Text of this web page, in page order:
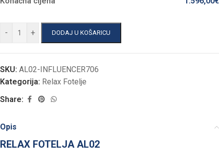
- + DODAJ U KOŠARICU
SKU: AL02-INFLUENCER706
Kategorija: Relax Fotelje
Share:
Opis
RELAX FOTELJA AL02